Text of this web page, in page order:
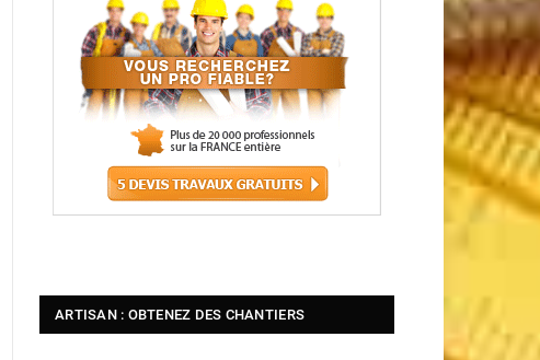
ARTISAN : OBTENEZ DES CHANTIERS